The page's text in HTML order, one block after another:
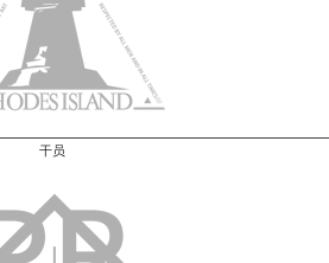
干员